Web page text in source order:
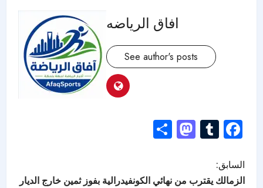
افاق الرياضه
See author's posts
Facebook
Tumblr
Mastodon
السابق:
الزمالك يقترب من نهائي الكونفيدرالية بفوز ثمين خارج الديار